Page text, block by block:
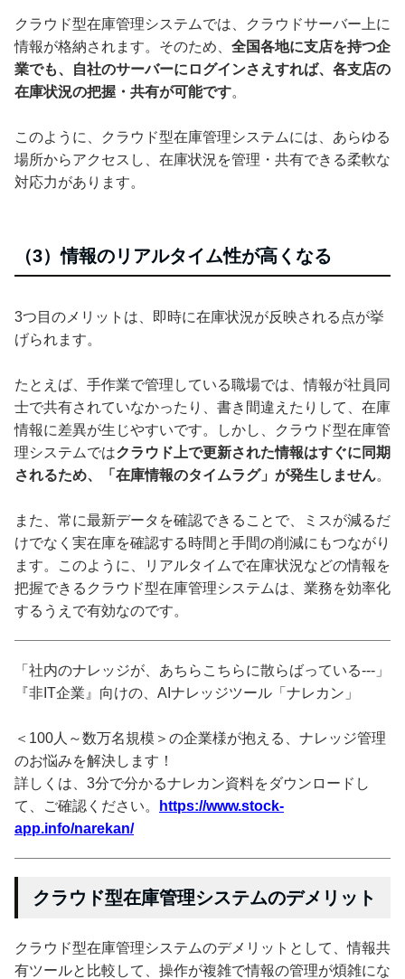
クラウド型在庫管理システムでは、クラウドサーバー上に
情報が格納されます。そのため、 全国各地に支店を持つ企
業でも、自社のサーバーにログインさえすれば、各支店の
在庫状況の把握・共有が可能です。
このように、クラウド型在庫管理システムには、あらゆる
場所からアクセスし、在庫状況を管理・共有できる柔軟な
対応力があります。
（3）情報のリアルタイム性が高くなる
3つ目のメリットは、即時に在庫状況が反映される点が挙
げられます。
たとえば、手作業で管理している職場では、情報が社員同
士で共有されていなかったり、書き間違えたりして、在庫
情報に差異が生じやすいです。しかし、クラウド型在庫管
理システムではクラウド上で更新された情報はすぐに同期
されるため、「在庫情報のタイムラグ」が発生しません。
また、常に最新データを確認できることで、ミスが減るだ
けでなく実在庫を確認する時間と手間の削減にもつながり
ます。このように、リアルタイムで在庫状況などの情報を
把握できるクラウド型在庫管理システムは、業務を効率化
するうえで有効なのです。
「社内のナレッジが、あちらこちらに散らばっている---」
『非IT企業』向けの、AIナレッジツール「ナレカン」
＜100人～数万名規模＞の企業様が抱える、ナレッジ管理
のお悩みを解決します！
詳しくは、3分で分かるナレカン資料をダウンロードし
て、ご確認ください。
https://www.stock-
app.info/narekan/
クラウド型在庫管理システムのデメリット
クラウド型在庫管理システムのデメリットとして、情報共
有ツールと比較して、操作が複雑で情報の管理が煩雑にな